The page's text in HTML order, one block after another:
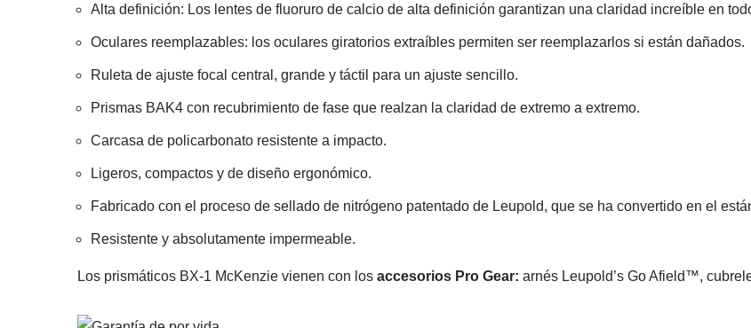
Alta definición: Los lentes de fluoruro de calcio de alta definición garantizan una claridad increíble en
Oculares reemplazables: los oculares giratorios extraíbles permiten ser reemplazarlos si están dañados.
Ruleta de ajuste focal central, grande y táctil para un ajuste sencillo.
Prismas BAK4 con recubrimiento de fase que realzan la claridad de extremo a extremo.
Carcasa de policarbonato resistente a impacto.
Ligeros, compactos y de diseño ergonómico.
Fabricado con el proceso de sellado de nitrógeno patentado de Leupold, que se ha convertido en el
Resistente y absolutamente impermeable.
Los prismáticos BX-1 McKenzie vienen con los accesorios Pro Gear: arnés Leupold’s Go Afield™,